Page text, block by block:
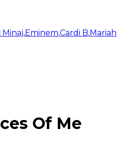
Minaj,Eminem,Cardi B,Mariah
Of Me